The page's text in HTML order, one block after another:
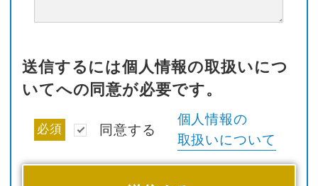
送信するには個人情報の取扱いにつ
いてへの同意が必要です。
必須 同意する
個人情報の
取扱いについて